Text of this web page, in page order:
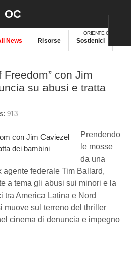
OC
ORIENTE CRISTIANO
News Risorse Sostienici
Freedom” con Jim
su abusi e tratta
913
Prendendo
le mosse
da una
agente federale Tim Ballard,
a tema gli abusi sui minori e la
tra America Latina e Nord
muove sul terreno del thriller
cinema di denuncia e impegno